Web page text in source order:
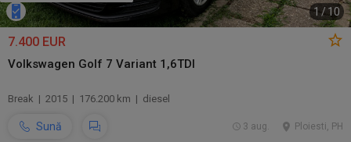
1 /10
7.400 EUR
Volkswagen Golf 7 Variant 1,6TDI
Break | 2015 | 176.200 km | diesel
Sună Ploiesti, PH
3 aug.